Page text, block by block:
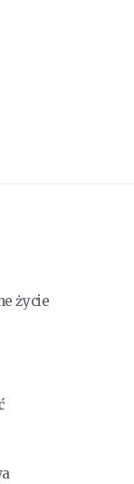
życie